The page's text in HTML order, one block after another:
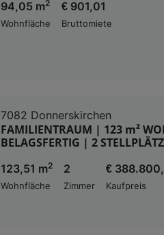
94,05 m2
Wohnfläche
€ 901,01
Bruttomiete
7082 Donnerskirchen
FAMILIENTRAUM | 123 m²
BELAGSFERTIG | 2
123,51 m2
Wohnfläche
2
Zimmer
€
Kaufpreis